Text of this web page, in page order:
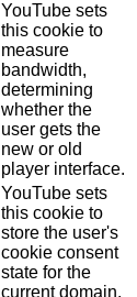
YouTube sets
this cookie to
measure
bandwidth,
determining
whether the
user gets the
new or old
player interface.
YouTube sets
this cookie to
store the user's
cookie consent
state for the
current domain.